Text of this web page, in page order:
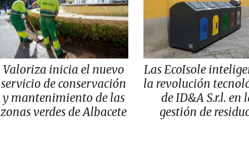
Valoriza inicia el nuevo
servicio de conservación
y mantenimiento de las
zonas verdes de Albacete
Las EcoIsole
la revolución
de ID&A S.r.l. en
gestión de